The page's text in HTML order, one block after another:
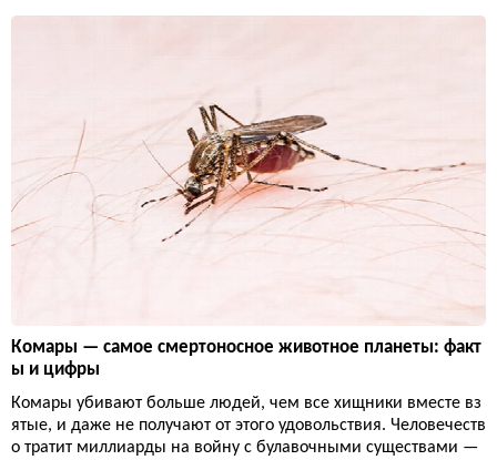
Комары — самое смертоносное животное планеты: факт
ы и цифры
Комары убивают больше людей, чем все хищники вместе вз
ятые, и даже не получают от этого удовольствия. Человечеств
о тратит миллиарды на войну с булавочными существами —